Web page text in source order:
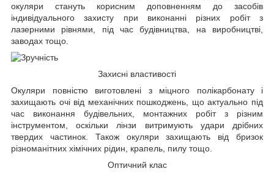
окуляри стануть корисним доповненням до засобів
індивідуального захисту при виконанні різних робіт з
лазерними рівнями, під час будівництва, на виробництві,
заводах тощо.
Захисні властивості
Окуляри повністю виготовлені з міцного полікарбонату і
захищають очі від механічних пошкоджень, що актуально під
час виконання будівельних, монтажних робіт з різним
інструментом, оскільки лінзи витримують удари дрібних
твердих частинок. Також окуляри захищають від бризок
різноманітних хімічних рідин, крапель, пилу тощо.
Оптичний клас